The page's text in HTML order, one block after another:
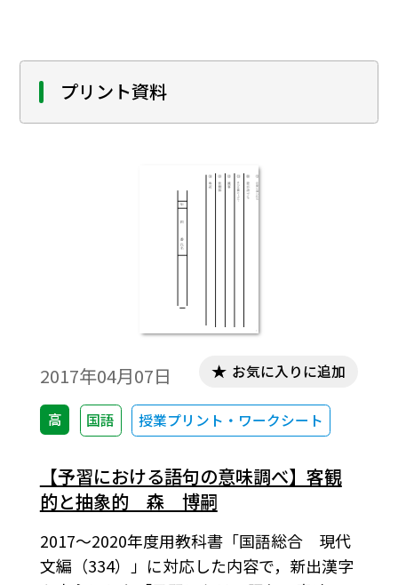
プリント資料
2017年04月07日
高 国語 授業プリント・ワークシート
お気に入りに追加
【予習における語句の意味調べ】客観
的と抽象的 森 博嗣
2017～2020年度用教科書「国語総合 現代
文編（334）」に対応した内容で，新出漢字